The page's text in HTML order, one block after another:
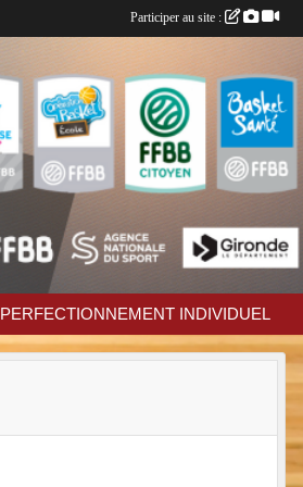
PERFECTIONNEMENT INDIVIDUEL
Participer au site :